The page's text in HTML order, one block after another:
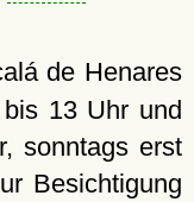
de Henares
13 Uhr und
sonntags erst
Besichtigung